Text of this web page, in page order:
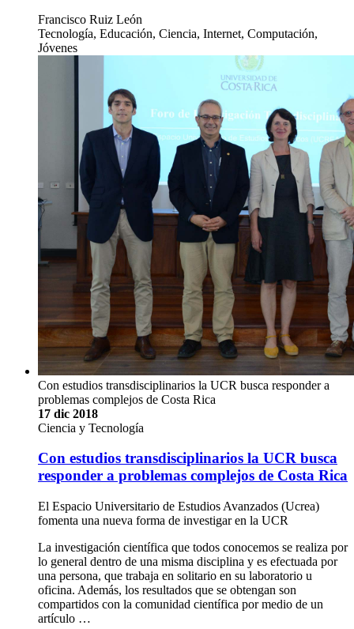
Francisco Ruiz León
Tecnología, Educación, Ciencia, Internet, Computación,
Jóvenes
Con estudios transdisciplinarios la UCR busca responder a
problemas complejos de Costa Rica
17 dic 2018
Ciencia y Tecnología
Con estudios transdisciplinarios la UCR busca
responder a problemas complejos de Costa Rica
El Espacio Universitario de Estudios Avanzados (Ucrea)
fomenta una nueva forma de investigar en la UCR
La investigación científica que todos conocemos se realiza por
lo general dentro de una misma disciplina y es efectuada por
una persona, que trabaja en solitario en su laboratorio u
oficina. Además, los resultados que se obtengan son
compartidos con la comunidad científica por medio de un
artículo …